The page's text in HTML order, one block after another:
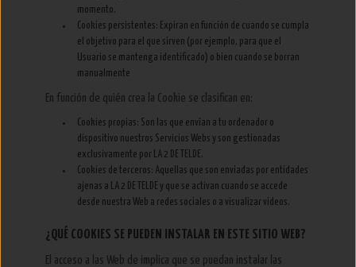
momento.
Cookies persistentes: Expiran en función de cuando se cumpla
el objetivo para el que sirven (por ejemplo, para que el
Usuario se mantenga identificado) o bien cuando se borran
manualmente
En función de quién crea la Cookie se clasifican en:
Cookies propias: Son las que envían a tu ordenador o
dispositivo nuestros Servicios Webs y son gestionadas
exclusivamente por LA 2 DE TELDE.
Cookies de terceros: Aquellas que son enviadas por entidades
ajenas a LA 2 DE TELDE y que se activan cuando se accede
desde nuestra Web a redes sociales o a visualizar videos.
¿QUÉ COOKIES SE PUEDEN INSTALAR EN ESTE SITIO WEB?
El acceso a las Web de implica que se puedan instalar las